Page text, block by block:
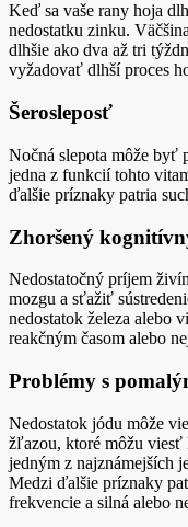
Keď sa vaše rany hoja
nedostatku zinku.
dlhšie ako dva až tri
vyžadovať dlhší proces
Šerosleposť
Nočná slepota môže byť
jedna z funkcií tohto
ďalšie príznaky patria
Zhoršený
Nedostatočný príjem
mozgu a sťažiť
nedostatok železa alebo
reakčným časom alebo
Problémy s
Nedostatok jódu môže
žľazou, ktoré môžu viesť
jedným z najznámejších
Medzi ďalšie príznaky
frekvencie a silná alebo